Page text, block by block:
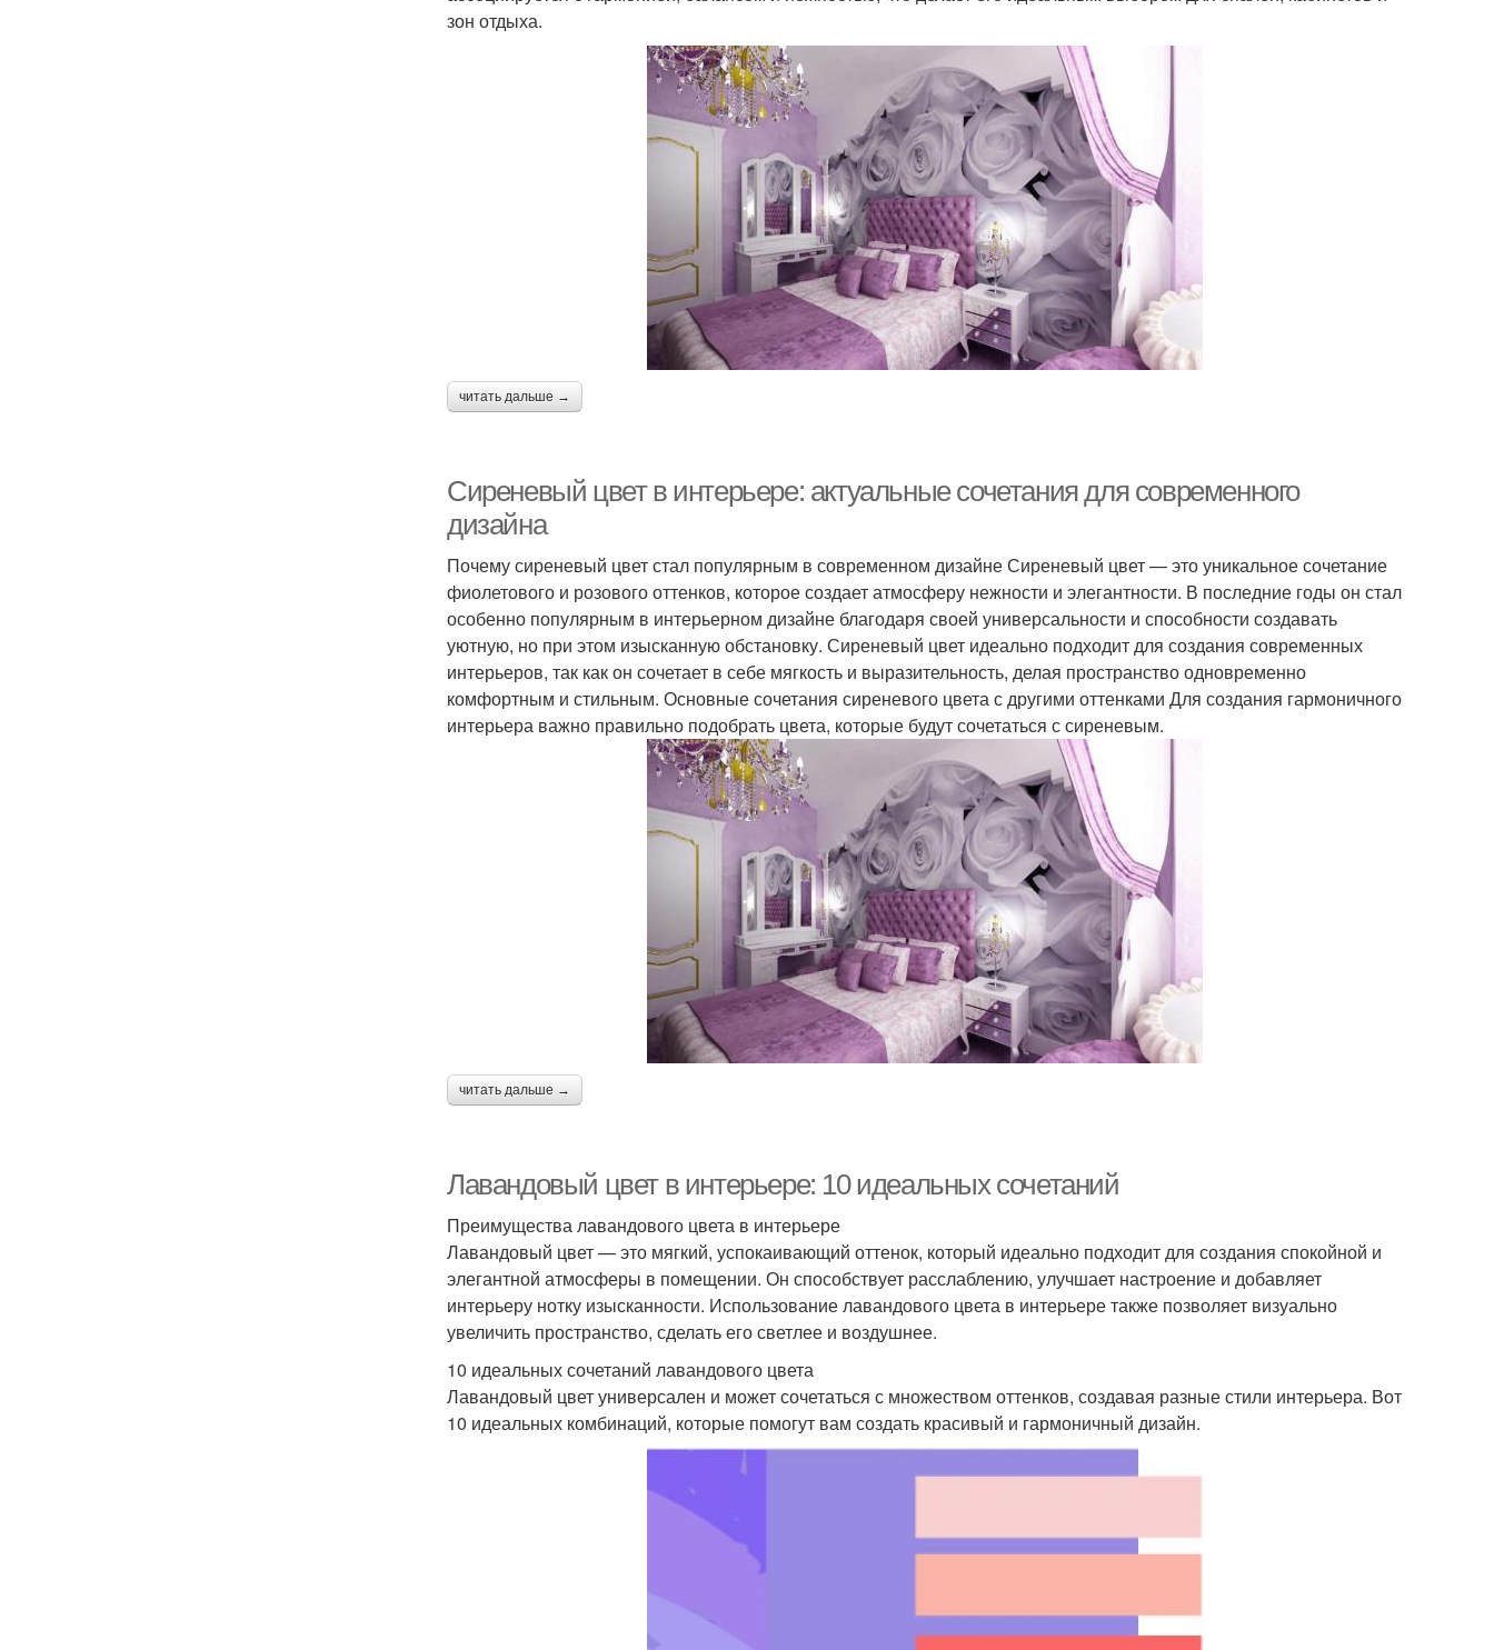
зон отдыха.
читать дальше →
Сиреневый цвет в интерьере: актуальные сочетания для современного
дизайна
Почему сиреневый цвет стал популярным в современном дизайне Сиреневый цвет — это уникальное сочетание
фиолетового и розового оттенков, которое создает атмосферу нежности и элегантности. В последние годы он стал
особенно популярным в интерьерном дизайне благодаря своей универсальности и способности создавать
уютную, но при этом изысканную обстановку. Сиреневый цвет идеально подходит для создания современных
интерьеров, так как он сочетает в себе мягкость и выразительность, делая пространство одновременно
комфортным и стильным. Основные сочетания сиреневого цвета с другими оттенками Для создания гармоничного
интерьера важно правильно подобрать цвета, которые будут сочетаться с сиреневым.
читать дальше →
Лавандовый цвет в интерьере: 10 идеальных сочетаний
Преимущества лавандового цвета в интерьере
Лавандовый цвет — это мягкий, успокаивающий оттенок, который идеально подходит для создания спокойной и
элегантной атмосферы в помещении. Он способствует расслаблению, улучшает настроение и добавляет
интерьеру нотку изысканности. Использование лавандового цвета в интерьере также позволяет визуально
увеличить пространство, сделать его светлее и воздушнее.
10 идеальных сочетаний лавандового цвета
Лавандовый цвет универсален и может сочетаться с множеством оттенков, создавая разные стили интерьера. Вот
10 идеальных комбинаций, которые помогут вам создать красивый и гармоничный дизайн.